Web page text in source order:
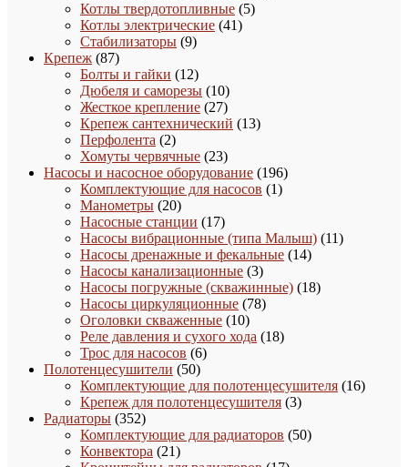
Котлы твердотопливные 55
Котлы электрические 4141
Стабилизаторы 99
Крепеж 8787
товаров
Болты и гайки 1212
товаров
Дюбеля и саморезы 1010
товаров
Жесткое крепление 2727
товаров
Крепеж сантехнический 1313
Перфолента 22
товара
Хомуты червячные 2323
товара
Насосы и насосное оборудование 196196
Комплектующие для насосов 11
Манометры 2020
товаров
Насосные станции 1717
товаров
Насосы вибрационные (типа Малыш) 1111
Насосы дренажные и фекальные 1414
Насосы канализационные 33
товара
Насосы погружные (скважинные) 1818
Насосы циркуляционные 7878
Оголовки скваженные 1010
товаров
Реле давления и сухого хода 1818
Трос для насосов 66
Полотенцесушители 5050
товаров
Комплектующие для полотенцесушителя 1616
Крепеж для полотенцесушителя 33
Радиаторы 352352
товара
Комплектующие для радиаторов 5050
Конвектора 2121